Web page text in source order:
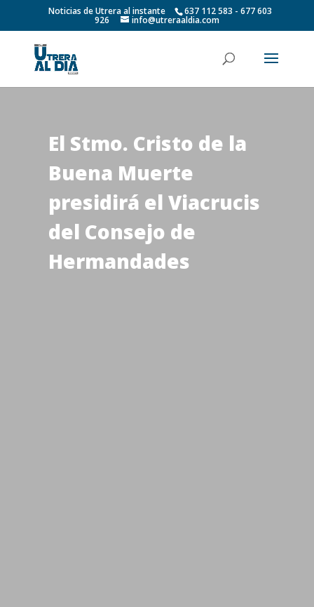
Noticias de Utrera al instante 637 112 583 - 677 603
926 info@utreraaldia.com
El Stmo. Cristo de la
Buena Muerte
presidirá el Viacrucis
del Consejo de
Hermandades